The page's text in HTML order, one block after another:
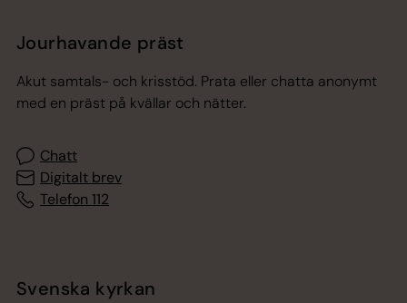
Jourhavande präst
Akut samtals- och krisstöd. Prata eller chatta anonymt
med en präst på kvällar och nätter.
Chatt
Digitalt brev
Telefon 112
Svenska kyrkan